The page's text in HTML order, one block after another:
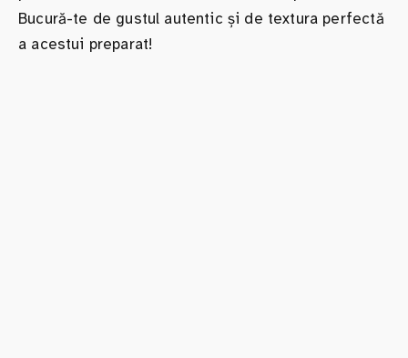
Bucură-te de gustul autentic și de textura perfectă
a acestui preparat!